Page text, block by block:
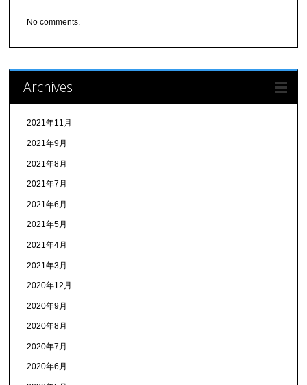
No comments.
Archives
2021年11月
2021年9月
2021年8月
2021年7月
2021年6月
2021年5月
2021年4月
2021年3月
2020年12月
2020年9月
2020年8月
2020年7月
2020年6月